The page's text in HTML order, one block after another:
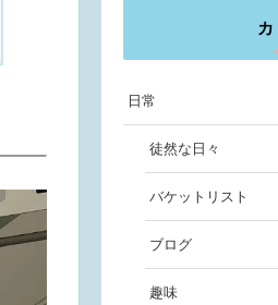
日常
徒然な日々
バケットリスト
ブログ
趣味